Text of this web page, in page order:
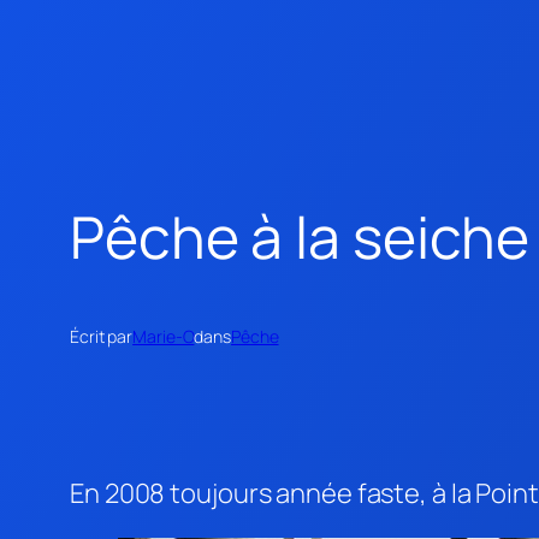
Pêche à la seiche
Écrit parMarie-OdansPêche
En 2008 toujours année faste, à la